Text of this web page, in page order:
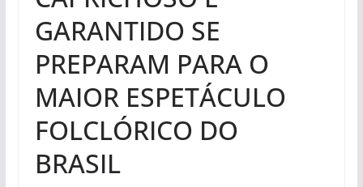
GARANTIDO SE
PREPARAM PARA O
MAIOR ESPETÁCULO
FOLCLÓRICO DO
BRASIL